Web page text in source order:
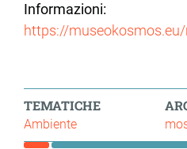
Informazioni:
https://
TEMATICHE
Ambiente